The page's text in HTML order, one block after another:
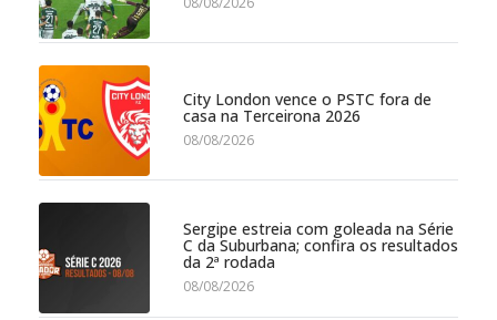
City London vence o PSTC fora de
casa na Terceirona 2026
08/08/2026
Sergipe estreia com goleada na Série
C da Suburbana; confira os resultados
da 2ª rodada
08/08/2026